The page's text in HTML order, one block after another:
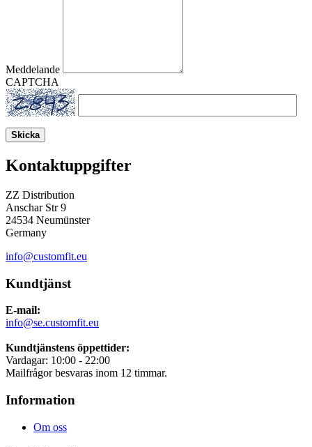
Meddelande
CAPTCHA
Skicka
Kontaktuppgifter
ZZ Distribution
Anschar Str 9
24534 Neumünster
Germany
info@customfit.eu
Kundtjänst
E-mail:
info@se.customfit.eu
Kundtjänstens öppettider:
Vardagar: 10:00 - 22:00
Mailfrågor besvaras inom 12 timmar.
Information
Om oss